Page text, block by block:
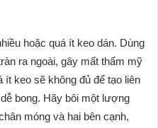
hoặc quá ít keo dán. Dùng
ra ngoài, gây mất thẩm mỹ
keo sẽ không đủ để tạo liên
bong. Hãy bôi một lượng
móng và hai bên cạnh,